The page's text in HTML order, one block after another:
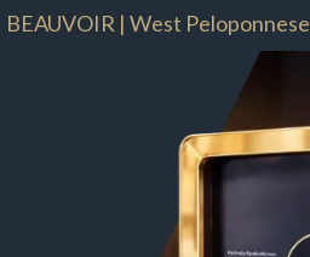
BEAUVOIR | West Peloponnese